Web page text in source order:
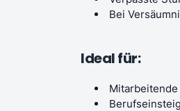
Bei
Ideal für:
Mitarbeitende